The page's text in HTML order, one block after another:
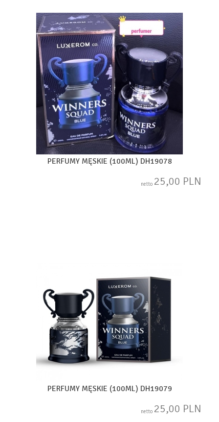
PERFUMY MĘSKIE (100ML) DH19078
netto 25,00 PLN
PERFUMY MĘSKIE (100ML) DH19079
netto 25,00 PLN